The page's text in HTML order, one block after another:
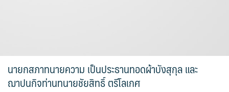
นายกสภาทนายความ เป็นประธานทอดผ้าบังสุกุล และ
ฌาปนกิจท่านทนายชัยสิทธิ์ ตรีโลเกศ